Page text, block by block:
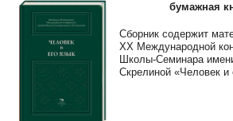
бумажная
Сборник содержит
XХ Международной
Школы-Семинара
Скрелиной «Человек и